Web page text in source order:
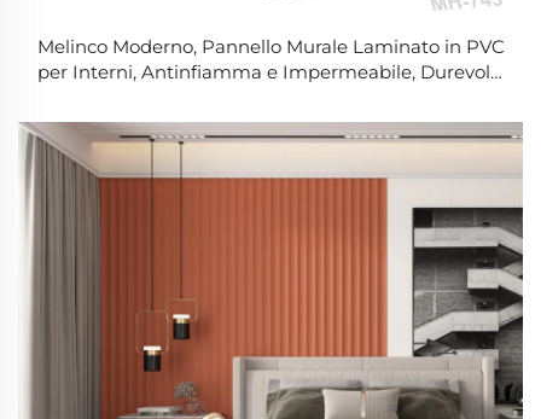
Melinco Moderno, Pannello Murale Laminato in PVC
per Interni, Antinfiamma e Impermeabile, Durevole,